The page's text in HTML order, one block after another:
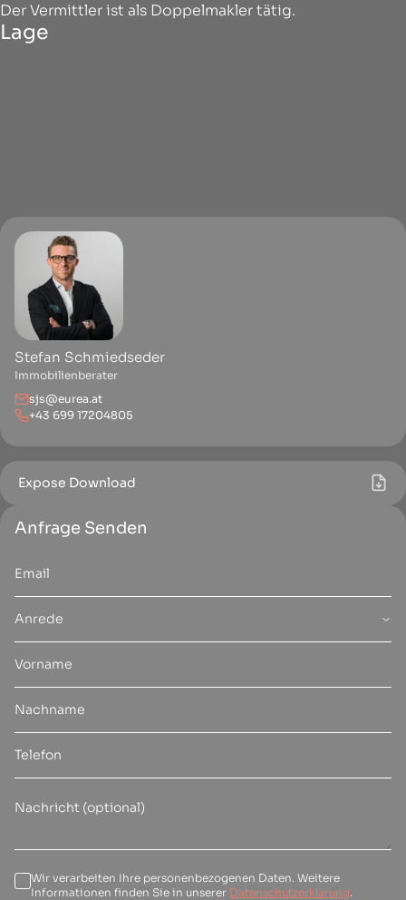
Stefan Schmiedseder
Immobilienberater
sjs@eurea.at
+43 699 17204805
Der Vermittler ist als Doppelmakler tätig.
Lage
Expose Download
Anfrage Senden
Anrede
Wir verarbeiten Ihre personenbezogenen Daten. Weitere
Informationen finden Sie in unserer Datenschutzerklärung